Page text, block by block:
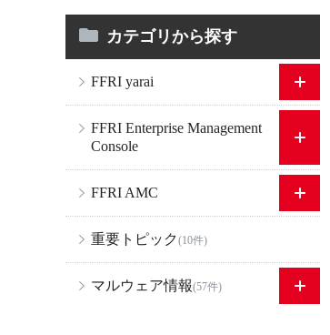
カテゴリから探す
FFRI yarai
FFRI Enterprise Management
Console
FFRI AMC
重要トピック (10件)
マルウェア情報(57件)